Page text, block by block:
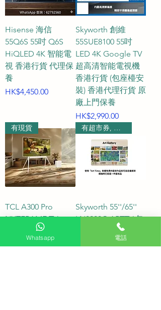
Hisense 海信
55Q6S 55吋 Q6S
HiQLED 4K 智能電
視 香港行貨 代理保
養
價格
HK$4,450.00
Skyworth 創維
55SUE8100 55吋
LED 4K Google TV
超高清智能電視機
香港行貨 (包座檯安
裝) 香港代理行貨 原
廠上門保養
價格
HK$2,990.00
有現貨
TCL A300 Pro
NXTFRAME TV
55A300 65A300
75A300 PRO
有超市券, 請查詢
Skyworth 55''/65''
LN8900G ARTTV 包
畫框 55LN8900G
Whatsapp 電話